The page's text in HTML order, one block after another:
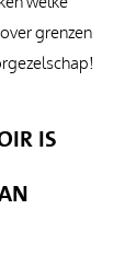
grenzen
IS